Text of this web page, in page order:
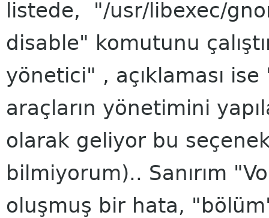
listede, "/usr/libexec/
disable" komutunu
yönetici" , açıklaması
araçların yönetimini
olarak geliyor bu
bilmiyorum).. Sanırım
oluşmuş bir hata,